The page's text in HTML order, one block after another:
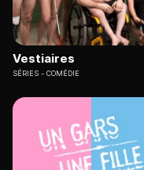
Vestiaires
SÉRIES COMÉDIE